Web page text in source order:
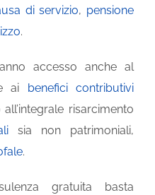
di servizio, pensione
.
accesso anche al
ai benefici contributivi
risarcimento
sia non patrimoniali,
.
gratuita basta